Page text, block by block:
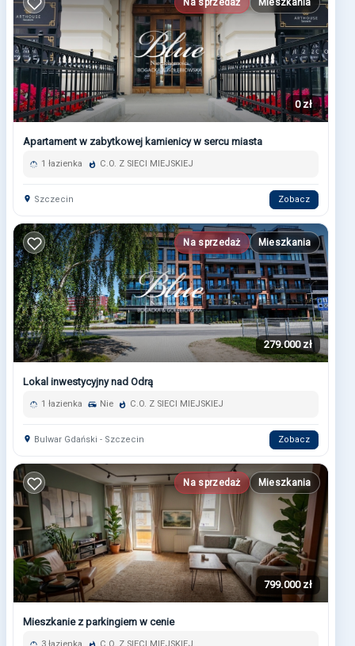
0 zł
Apartament w zabytkowej kamienicy w sercu miasta
1 łazienka C.O. Z SIECI MIEJSKIEJ
Szczecin Zobacz
Na sprzedaż Mieszkania
279.000 zł
Lokal inwestycyjny nad Odrą
1 łazienka Nie C.O. Z SIECI MIEJSKIEJ
Bulwar Gdański - Szczecin Zobacz
Na sprzedaż Mieszkania
799.000 zł
Mieszkanie z parkingiem w cenie
3 łazienka C.O. Z SIECI MIEJSKIEJ